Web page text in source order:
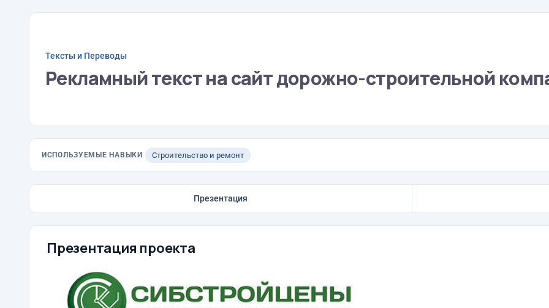
Тексты и Переводы
Рекламный текст на сайт дорожно-строительной
ИСПОЛЬЗУЕМЫЕ НАВЫКИ Строительство и ремонт
Презентация
Презентация проекта